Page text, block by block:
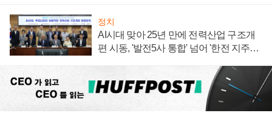
정치
AI시대 맞아 25년 만에 전력산업 구조개
편 시동, '발전5사 통합' 넘어 '한전 지주사'